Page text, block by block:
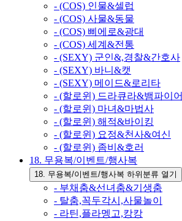
- (COS) 인물&셀럽
- (COS) 사물&동물
- (COS) 삐에로&광대
- (COS) 세계&전통
- (SEXY) 군인&,경찰&간호사
- (SEXY) 바니&캣
- (SEXY) 메이드&로리타
- (할로윈) 드라큐라&뱀파이어
- (할로윈) 마녀&마법사
- (할로윈) 해적&바이킹
- (할로윈) 요정&천사&여신
- (할로윈) 좀비&호러
18. 무용복/이벤트/행사복
18. 무용복/이벤트/행사복 하위분류 열기
- 부채춤&선녀춤&기생춤
- 탈춤,꼭두각시,사물놀이
- 라틴,플라멩고,캉캉